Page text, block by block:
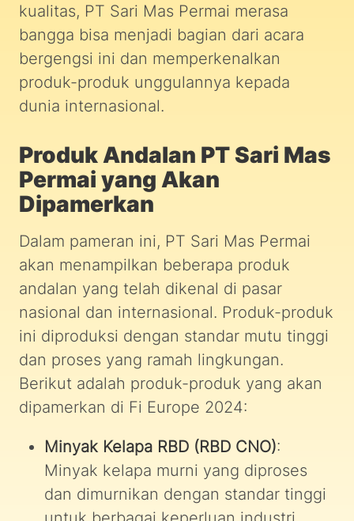
kualitas, PT Sari Mas Permai merasa
bangga bisa menjadi bagian dari acara
bergengsi ini dan memperkenalkan
produk-produk unggulannya kepada
dunia internasional.
Produk Andalan PT Sari Mas
Permai yang Akan
Dipamerkan
Dalam pameran ini, PT Sari Mas Permai
akan menampilkan beberapa produk
andalan yang telah dikenal di pasar
nasional dan internasional. Produk-produk
ini diproduksi dengan standar mutu tinggi
dan proses yang ramah lingkungan.
Berikut adalah produk-produk yang akan
dipamerkan di Fi Europe 2024:
Minyak Kelapa RBD (RBD CNO):
Minyak kelapa murni yang diproses
dan dimurnikan dengan standar tinggi